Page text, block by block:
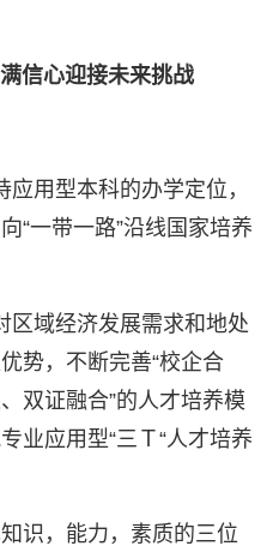
信心迎接未来挑战
应用型本科的办学定位，
“一带一路”沿线国家培养
区域经济发展需求和地处
势，不断完善“校企合
双证融合”的人才培养模
业应用型“三Ｔ“人才培养
识，能力，素质的三位